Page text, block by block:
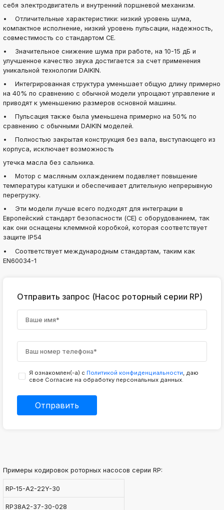
себя электродвигатель и внутренний поршневой механизм.
• Отличительные характеристики: низкий уровень шума,
компактное исполнение, низкий уровень пульсации, надежность,
совместимость со стандартом CE.
• Значительное снижение шума при работе, на 10-15 дБ и
улучшенное качество звука достигается за счет применения
уникальной технологии DAIKIN.
• Интегрированная структура уменьшает общую длину примерно
на 40% по сравнению с обычной модели упрощают управление и
приводят к уменьшению размеров основной машины.
• Пульсация также была уменьшена примерно на 50% по
сравнению с обычными DAIKIN моделей.
• Полностью закрытая конструкция без вала, выступающего из
корпуса, исключает возможность
утечка масла без сальника.
• Мотор с масляным охлаждением подавляет повышение
температуры катушки и обеспечивает длительную непрерывную
перегрузку.
• Эти модели лучше всего подходят для интеграции в
Европейский стандарт безопасности (CE) с оборудованием, так
как они оснащены клеммной коробкой, которая соответствует
защите IP54
• Соответствует международным стандартам, таким как
EN60034-1
Отправить запрос (Насос роторный серии RP)
Я ознакомлен(-а) с Политикой конфиденциальности , даю
свое Согласие на обработку персональных данных.
Отправить
Примеры кодировок роторных насосов серии RP:
RP-15-A2-22Y-30
RP38A2-37-30-028